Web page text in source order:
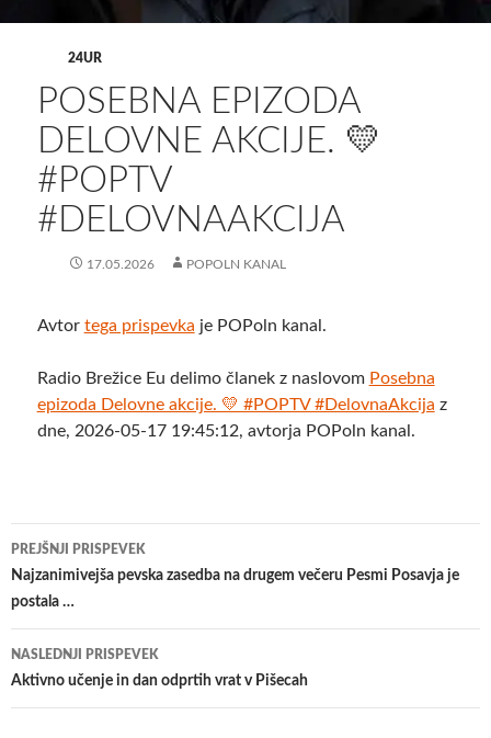
24UR
POSEBNA EPIZODA
DELOVNE AKCIJE. 💛
#POPTV
#DELOVNAAKCIJA
17.05.2026 POPOLN KANAL
Avtor tega prispevka je POPoln kanal.
Radio Brežice Eu delimo članek z naslovom Posebna
epizoda Delovne akcije. 💛 #POPTV #DelovnaAkcija z
dne, 2026-05-17 19:45:12, avtorja POPoln kanal.
Krmarjenje
po
prispevkih
PREJŠNJI PRISPEVEK
Najzanimivejša pevska zasedba na drugem večeru Pesmi Posavja je
postala …
NASLEDNJI PRISPEVEK
Aktivno učenje in dan odprtih vrat v Pišecah